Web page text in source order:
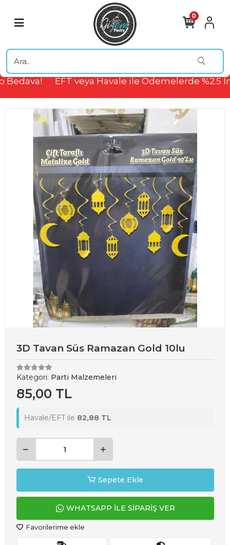
EFT veya Havale ile Ödemelerde %2.5
0
3D Tavan Süs Ramazan Gold 10lu
Kategori: Parti Malzemeleri
85,00 TL
Havale/EFT ile 82,88 TL
Sepete Ekle
WHATSAPP İLE SİPARİŞ VER
Favorilerime ekle